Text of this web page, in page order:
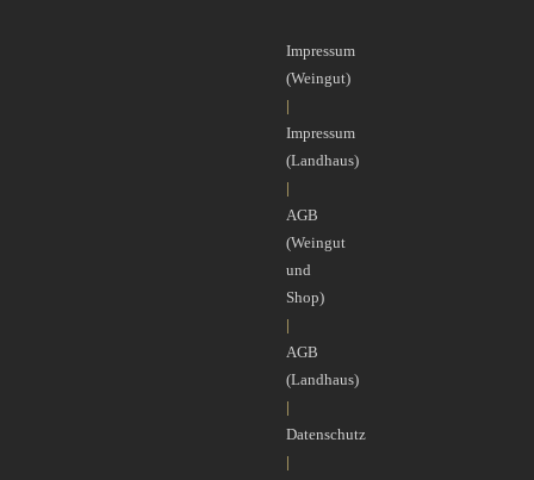
Impressum
(Weingut)
|
Impressum
(Landhaus)
|
AGB
(Weingut
und
Shop)
|
AGB
(Landhaus)
|
Datenschutz
|